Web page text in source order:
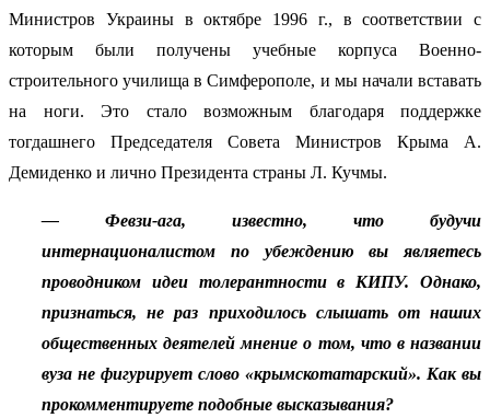
Министров Украины в октябре 1996 г., в соответствии с
которым были получены учебные корпуса Военно-
строительного училища в Симферополе, и мы начали вставать
на ноги. Это стало возможным благодаря поддержке
тогдашнего Председателя Совета Министров Крыма А.
Демиденко и лично Президента страны Л. Кучмы.
— Февзи-ага, известно, что будучи
интернационалистом по убеждению вы являетесь
проводником идеи толерантности в КИПУ. Однако,
признаться, не раз приходилось слышать от наших
общественных деятелей мнение о том, что в названии
вуза не фигурирует слово «крымскотатарский». Как вы
прокомментируете подобные высказывания?